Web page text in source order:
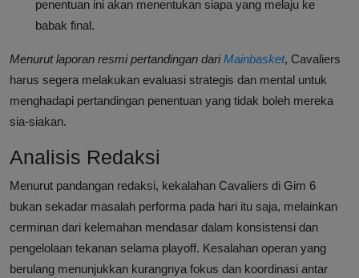
penentuan ini akan menentukan siapa yang melaju ke
babak final.
Menurut laporan resmi pertandingan dariMainbasket, Cavaliers
harus segera melakukan evaluasi strategis dan mental untuk
menghadapi pertandingan penentuan yang tidak boleh mereka
sia-siakan.
Analisis Redaksi
Menurut pandangan redaksi, kekalahan Cavaliers di Gim 6
bukan sekadar masalah performa pada hari itu saja, melainkan
cerminan dari kelemahan mendasar dalam konsistensi dan
pengelolaan tekanan selama playoff. Kesalahan operan yang
berulang menunjukkan kurangnya fokus dan koordinasi antar